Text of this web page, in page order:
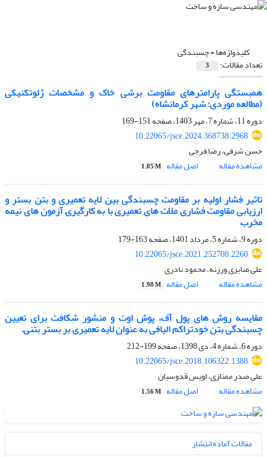
کلیدواژه‌ها =چسبندگی
تعداد مقالات: 3
همبستگی پارامترهای مقاومت برشی خاک و مشخصات ژئوتکنیکی
(مطالعه موردی: شهر کرمانشاه)
دوره 11، شماره 7، مهر 1403، صفحه
151-169
10.22065/jsce.2024.368738.2968
حسن شرفی، رضا فرجی
مشاهده مقاله
اصل مقاله 1.05 M
تاثیر فشار اولیه بر مقاومت چسبندگی بین لایه تعمیری و بتن بستر و
ارزیابی مقاومت فشاری ملات های تعمیری با به کارگیری آزمون های نیمه
مخرب
دوره 9، شماره 5، مرداد 1401، صفحه
163-179
10.22065/jsce.2021.252708.2260
علی صابری ورزنه، محمود نادری
مشاهده مقاله
اصل مقاله 1.98 M
مقایسه روش های پول آف، پوش اوت و منشور شکافت برای تعیین
چسبندگی بتن خودتراکم الیافی به عنوان لایه تعمیری بر بستر بتنی.
دوره 6، شماره 4، دی 1398، صفحه
199-212
10.22065/jsce.2018.106322.1388
علی صدر ممتازی، اویس قدوسیان
مشاهده مقاله
اصل مقاله 1.56 M
مقالات آماده انتشار